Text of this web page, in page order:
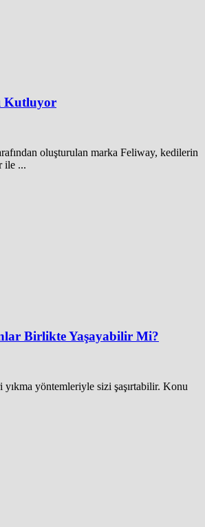
Kutluyor
oluşturulan marka Feliway, kedilerin
ile ...
Birlikte Yaşayabilir Mi?
yıkma yöntemleriyle sizi şaşırtabilir. Konu